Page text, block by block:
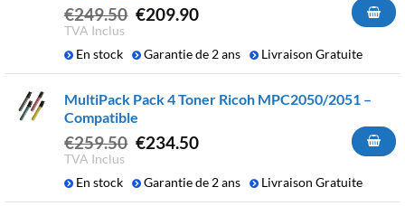
€249.50
Le
initial
€209.90Le
actuel
TVA Inclus
En stock
Garantie de 2 ans Livraison Gratuite
MultiPack Pack 4 Toner Ricoh MPC2050/2051 –
Compatible
€259.50
Le
initial
€234.50Le
actuel
TVA Inclus
En stock
Garantie de 2 ans Livraison Gratuite